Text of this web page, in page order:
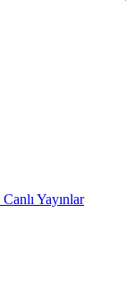
Canlı Yayınlar